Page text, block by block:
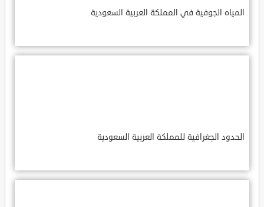
المياه الجوفية في المملكة العربية السعودية
الحدود الجغرافية للمملكة العربية السعودية